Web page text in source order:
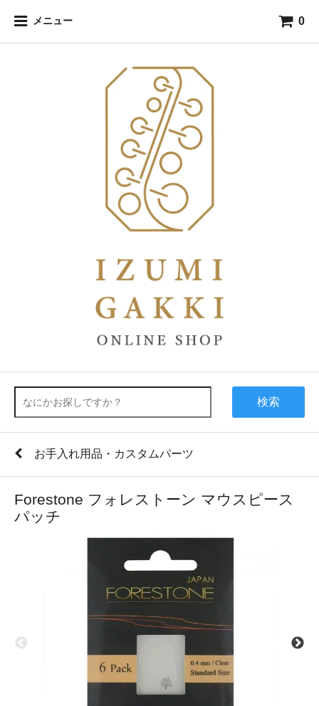
メニュー 0
検索
お手入れ用品・カスタムパーツ
Forestone フォレストーン マウスピース
パッチ